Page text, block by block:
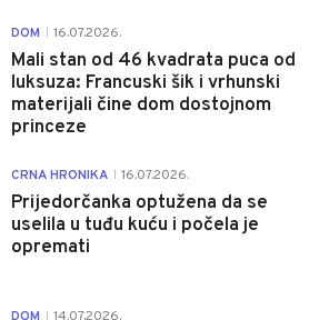
DOM 16.07.2026.
Mali stan od 46 kvadrata puca od
luksuza: Francuski šik i vrhunski
materijali čine dom dostojnom
princeze
CRNA HRONIKA 16.07.2026.
Prijedorčanka optužena da se
uselila u tuđu kuću i počela je
opremati